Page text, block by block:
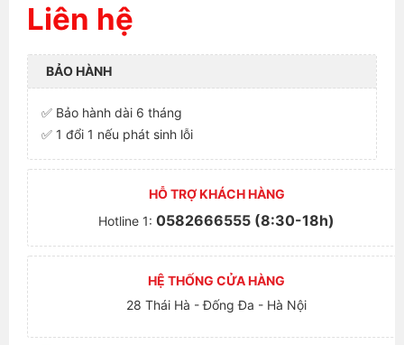
Liên hệ
BẢO HÀNH
✅ Bảo hành dài 6 tháng
✅ 1 đổi 1 nếu phát sinh lỗi
HỖ TRỢ KHÁCH HÀNG
Hotline 1: 0582666555 (8:30-18h)
HỆ THỐNG CỬA HÀNG
28 Thái Hà - Đống Đa - Hà Nội